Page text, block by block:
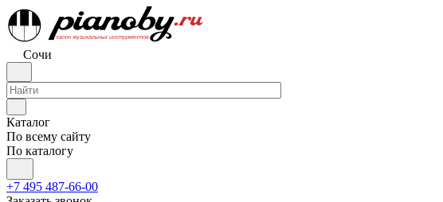
Сочи
Каталог
По всему сайту
По каталогу
+7 495 487-66-00